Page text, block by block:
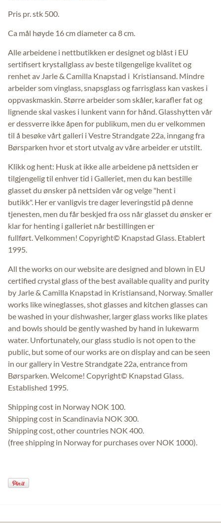
Pris pr. stk 500.
Ca mål høyde 16 cm diameter ca 8 cm.
Alle arbeidene i nettbutikken er designet og blåst i EU
sertifisert krystallglass av beste tilgengelige kvalitet og
renhet av Jarle & Camilla Knapstad i Kristiansand. Mindre
arbeider som vinglass, snapsglass og farrisglass kan vaskes i
oppvaskmaskin. Større arbeider som skåler, karafler fat og
lignende skal vaskes i lunkent vann for hånd. Glasshytten vår
er dessverre ikke åpen for publikum, men du er velkommen
til å besøke vårt galleri i Vestre Strandgate 22a, inngang fra
Børsparken hvor et stort utvalg av våre arbeider er utstilt.
Klikk og hent: Husk at ikke alle arbeidene på nettsiden er
tilgjengelig til enhver tid i Galleriet, men du kan bestille
glasset du ønsker på nettsiden vår og velge "hent i
butikk". Her er vanligvis tre dager leveringstid på denne
tjenesten, men du får beskjed fra oss når glasset du ønsker er
klar for henting i galleriet når bestillingen er
fullført. Velkommen! Copyright© Knapstad Glass. Etablert
1995.
All the works on our website are designed and blown in EU
certified crystal glass of the best available quality and purity
by Jarle & Camilla Knapstad in Kristiansand, Norway. Smaller
works like wineglasses, shot glasses and kitchen glasses can
be washed in your dishwasher, larger glass works like plates
and bowls should be gently washed by hand in lukewarm
water. Unfortunately, our glass studio is not open to the
public, but some of our works are on display and can be seen
in our gallery in Vestre Strandgate 22a, entrance from
Børsparken. Welcome! Copyright© Knapstad Glass.
Established 1995.
Shipping cost in Norway NOK 100.
Shipping cost in Scandinavia NOK 300.
Shipping cost, other countries NOK 400.
(free shipping in Norway for purchases over NOK 1000).